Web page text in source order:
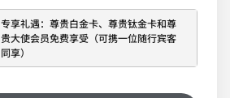
专享礼遇：尊贵白金卡、尊贵钛金卡和尊
贵大使会员免费享受（可携一位随行宾客
同享）